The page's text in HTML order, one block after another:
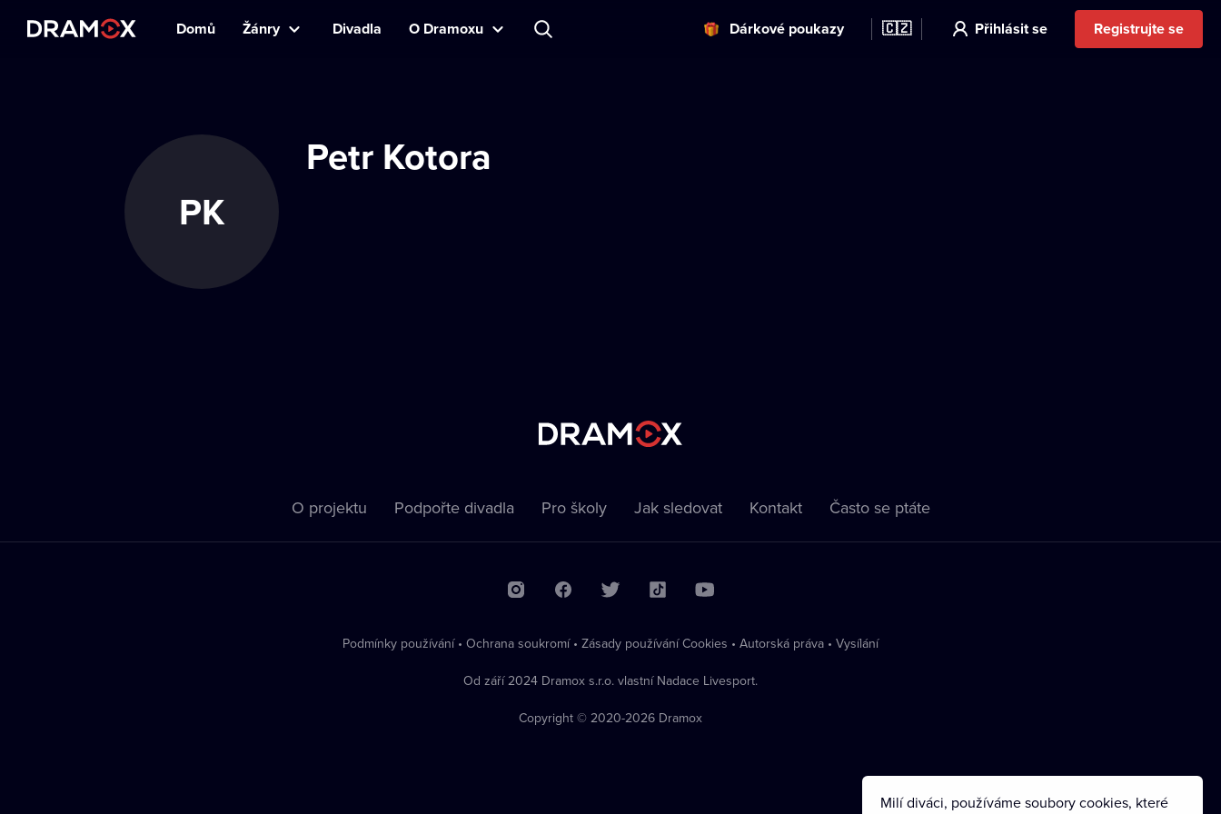
Domů Žánry Divadla O Dramoxu Dárkové poukazy 🇨🇿 Přihlásit se Registrujte se
PK
Petr Kotora
O projektu Podpořte divadla Pro školy Jak sledovat Kontakt Často se ptáte
Podmínky používání • Ochrana soukromí • Zásady používání Cookies • Autorská práva • Vysílání
Od září 2024 Dramox s.r.o. vlastní Nadace Livesport.
Copyright © 2020-2026 Dramox
Milí diváci, používáme soubory cookies, které